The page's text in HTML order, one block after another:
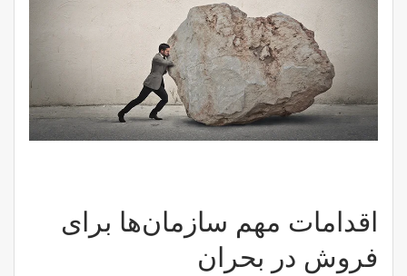
اقدامات مهم سازمان‌ها برای
فروش در بحران